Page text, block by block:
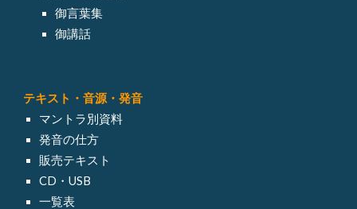
御言葉集
御講話
テキスト・音源・発音
マントラ別資料
発音の仕方
販売テキスト
CD・USB
一覧表